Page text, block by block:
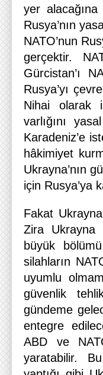
yer
Rusya’nın
NATO’nun
gerçektir.
Gürcistan’ı
Rusya’yı
Nihai olarak
varlığını
Karadeniz’e
hâkimiyet
Ukrayna’nın
için Rusya’ya
Fakat
Zira Ukrayna
büyük
silahların
uyumlu
güvenlik
gündeme
entegre
ABD ve
yaratabilir.